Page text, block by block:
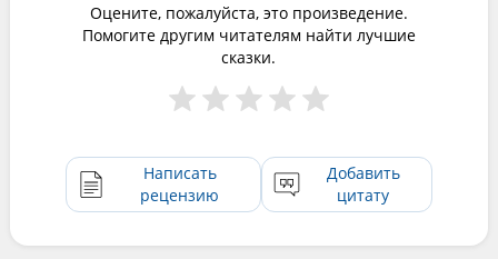
Оцените, пожалуйста, это произведение.
Помогите другим читателям найти лучшие
сказки.
Написать
рецензию
Добавить
цитату